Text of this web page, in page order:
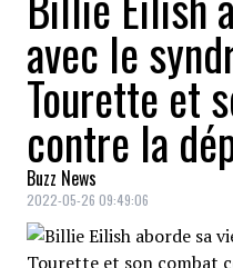
avec le
Tourette et
contre la
Buzz News
2022-05-26 09:49:06